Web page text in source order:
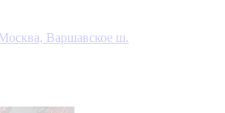
Варшавское ш.